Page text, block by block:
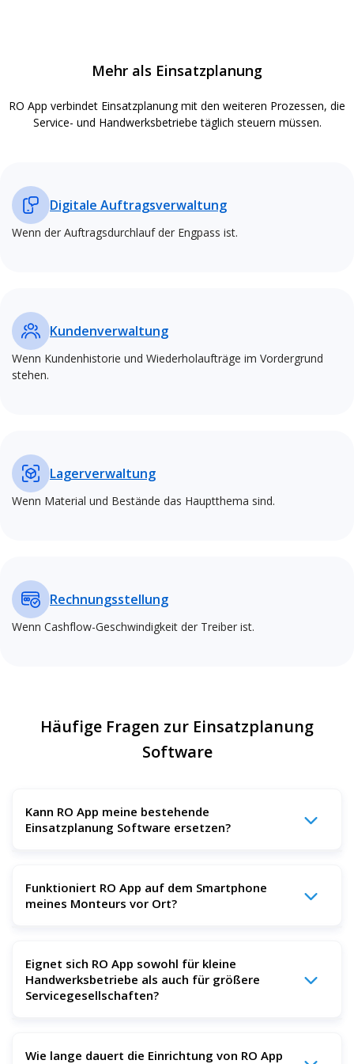
Mehr als Einsatzplanung
RO App verbindet Einsatzplanung mit den weiteren Prozessen, die
Service- und Handwerksbetriebe täglich steuern müssen.
Digitale Auftragsverwaltung
Wenn der Auftragsdurchlauf der Engpass ist.
Kundenverwaltung
Wenn Kundenhistorie und Wiederholaufträge im Vordergrund
stehen.
Lagerverwaltung
Wenn Material und Bestände das Hauptthema sind.
Rechnungsstellung
Wenn Cashflow-Geschwindigkeit der Treiber ist.
Häufige Fragen zur Einsatzplanung
Software
Kann RO App meine bestehende
Einsatzplanung Software ersetzen?
bestehenden Dispositionstools zu RO App. Kundendaten,
offene Aufträge und weitere Stammdaten lassen sich
produktiv mit RO App — viele bereits in der ersten Woche.
Funktioniert RO App auf dem Smartphone
meines Monteurs vor Ort?
über die Monteure direkt vor Ort auf Auftragsdetails,
Kundenhistorie und Einsatzinformationen zugreifen
können. Fotos, Arbeitszeiten und digitale Unterschriften
Eignet sich RO App sowohl für kleine
Handwerksbetriebe als auch für größere
Servicegesellschaften?
kleine Servicebetriebe als auch für Unternehmen mit
Wie lange dauert die Einrichtung von RO App